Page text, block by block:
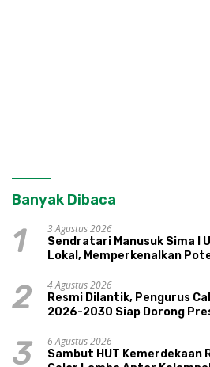
Banyak Dibaca
1
3 Agustus 2026
Sendratari Manusuk Sima I
Lokal, Memperkenalkan
2
4 Agustus 2026
Resmi Dilantik, Pengurus
2026-2030 Siap Dorong
3
6 Agustus 2026
Sambut HUT Kemerdekaan